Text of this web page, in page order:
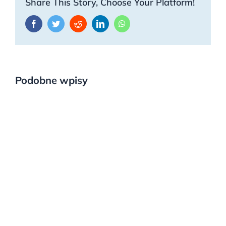
Share This Story, Choose Your Platform!
FacebookTwitterRedditLinkedInWhatsApp
Podobne wpisy